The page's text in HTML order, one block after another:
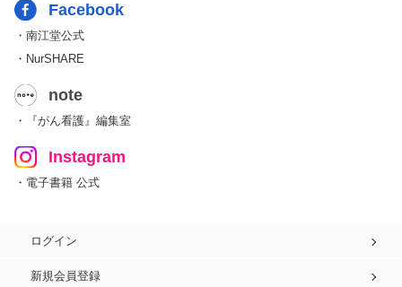
Facebook
・南江堂公式
・NurSHARE
note
・『がん看護』編集室
Instagram
・電子書籍 公式
ログイン
新規会員登録